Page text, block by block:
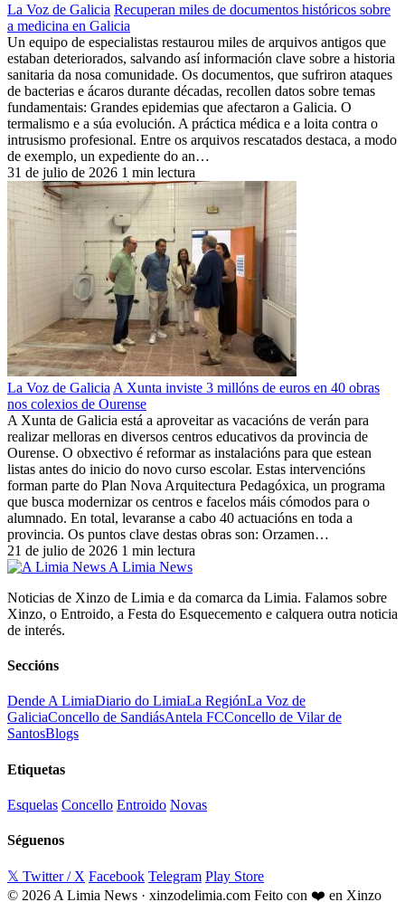
La Voz de Galicia Recuperan miles de documentos históricos sobre
a medicina en Galicia
Un equipo de especialistas restaurou miles de arquivos antigos que
estaban deteriorados, salvando así información clave sobre a historia
sanitaria da nosa comunidade. Os documentos, que sufriron ataques
de bacterias e ácaros durante décadas, recollen datos sobre temas
fundamentais: Grandes epidemias que afectaron a Galicia. O
termalismo e a súa evolución. A práctica médica e a loita contra o
intrusismo profesional. Entre os arquivos rescatados destaca, a modo
de exemplo, un expediente do an…
31 de julio de 2026 1 min lectura
La Voz de Galicia A Xunta inviste 3 millóns de euros en 40 obras
nos colexios de Ourense
A Xunta de Galicia está a aproveitar as vacacións de verán para
realizar melloras en diversos centros educativos da provincia de
Ourense. O obxectivo é reformar as instalacións para que estean
listas antes do inicio do novo curso escolar. Estas intervencións
forman parte do Plan Nova Arquitectura Pedagóxica, un programa
que busca modernizar os centros e facelos máis cómodos para o
alumnado. En total, levaranse a cabo 40 actuacións en toda a
provincia. Os puntos clave destas obras son: Orzamen…
21 de julio de 2026 1 min lectura
A Limia News
Noticias de Xinzo de Limia e da comarca da Limia. Falamos sobre
Xinzo, o Entroido, a Festa do Esquecemento e calquera outra noticia
de interés.
Seccións
Dende A LimiaDiario do LimiaLa RegiónLa Voz de
GaliciaConcello de SandiásAntela FCConcello de Vilar de
SantosBlogs
Etiquetas
Esquelas Concello Entroido Novas
Séguenos
𝕏 Twitter / X Facebook Telegram Play Store
© 2026 A Limia News · xinzodelimia.com Feito con ❤️ en Xinzo